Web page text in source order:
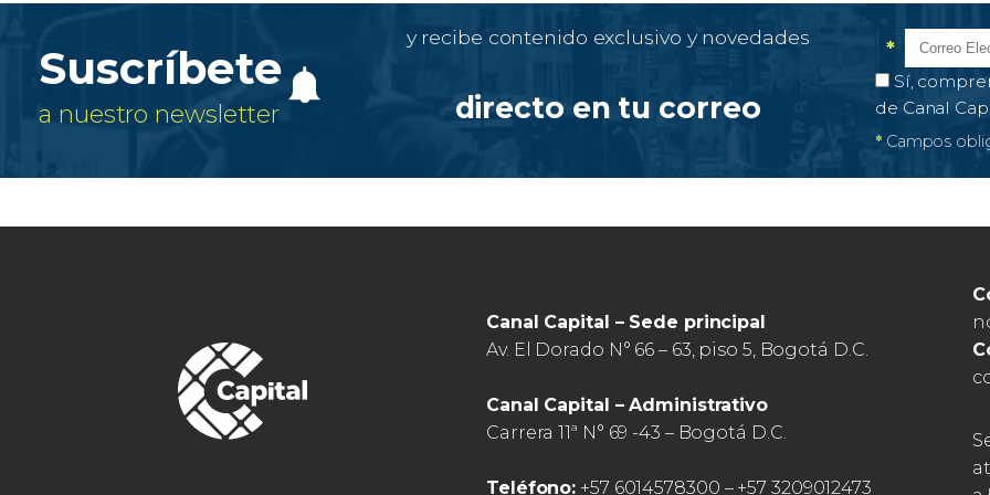
Suscríbete
a nuestro newsletter
y recibe contenido exclusivo y novedades
directo en tu correo
Correo
*
Campo
Autorización
Sí,
de Canal
*Campos
Canal Capital – Sede principal
Av. El Dorado N° 66 – 63, piso 5, Bogotá D.C.
Canal Capital – Administrativo
Carrera 11ª N° 69 -43 – Bogotá D.C.
Teléfono: +57 6014578300 – +57 3209012473